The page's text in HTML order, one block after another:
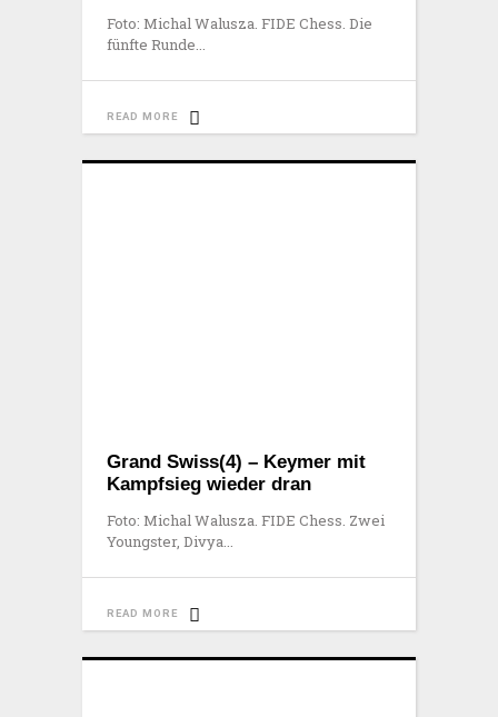
Foto: Michal Walusza. FIDE Chess. Die
fünfte Runde
READ MORE
Grand Swiss(4) – Keymer mit
Kampfsieg wieder dran
Foto: Michal Walusza. FIDE Chess. Zwei
Youngster, Divya
READ MORE